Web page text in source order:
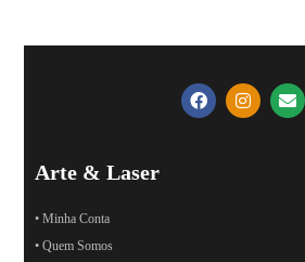
Arte & Laser
• Minha Conta
• Quem Somos